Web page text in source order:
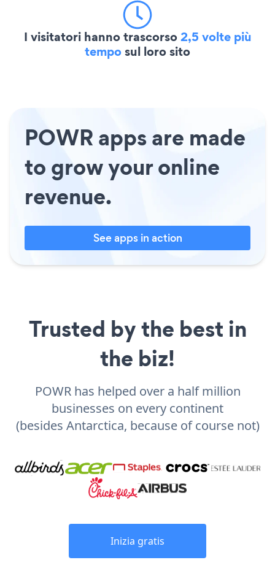
I visitatori hanno trascorso2,5 volte più
temposul loro sito
POWR apps are made
to grow your online
revenue.
See apps in action
Trusted by the best in
the biz!
POWR has helped over a half million
businesses on every continent
(besides Antarctica, because of course not)
Inizia gratis